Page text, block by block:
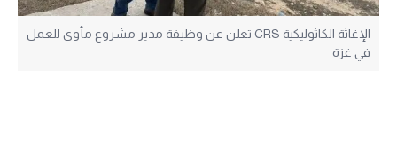
الإغاثة الكاثوليكية CRS تعلن عن وظيفة مدير مشروع مأوى للعمل
في غزة